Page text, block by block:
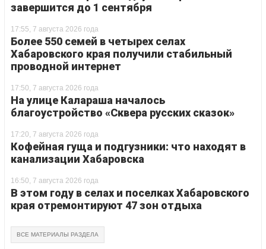
завершится до 1 сентября
17:55, 7 августа 2026 года
Более 550 семей в четырех селах
Хабаровского края получили стабильный
проводной интернет
17:50, 7 августа 2026 года
На улице Калараша началось
благоустройство «Сквера русских сказок»
17:20, 7 августа 2026 года
Кофейная гуща и подгузники: что находят в
канализации Хабаровска
16:50, 7 августа 2026 года
В этом году в селах и поселках Хабаровского
края отремонтируют 47 зон отдыха
ВСЕ МАТЕРИАЛЫ РАЗДЕЛА